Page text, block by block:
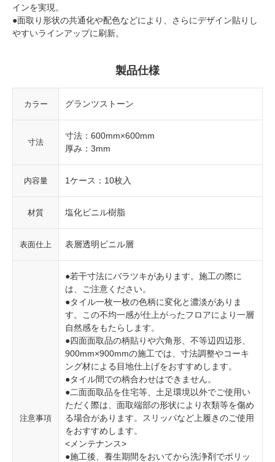
インを実現。
●面取り形状の共通化や配色などにより、さらにデザイン貼りし
やすいラインアップに刷新。
製品仕様
カラー グランツストーン
寸法
寸法：600mm×600mm
厚み：3mm
内容量 1ケース：10枚入
材質 塩化ビニル樹脂
表面仕上 表層透明ビニル層
注意事項
●若干寸法にバラツキがあります。施工の際に
は、ご注意ください。
●タイル一枚一枚の色柄に変化と濃淡がありま
す。この不均一感が仕上がったフロアにより一層
自然感をもたらします。
●四面面取品の柄貼りや六角形、不等辺四辺形、
900mm×900mmの施工では、寸法調整やコーキ
ング材による目地仕上げをおすすめします。
●タイル間での柄合わせはできません。
●二面面取品を住宅等、土足環境以外でご使用い
ただく際は、面取端部の形状により衣類等を傷め
る場合があります。スリッパなど上履きのご使用
をおすすめします。
<メンテナンス>
●施工後、養生期間をおいてから洗浄剤でポリッ